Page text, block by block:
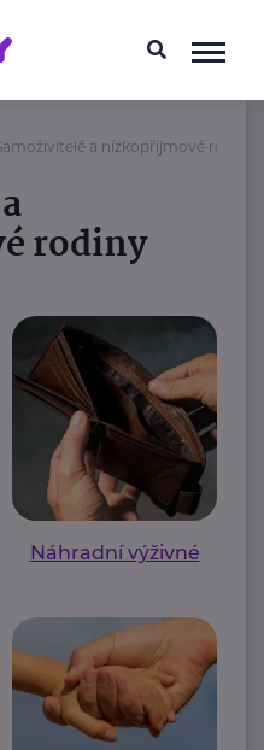
a nízkopříjmové rodiny
rodiny
Náhradní výživné